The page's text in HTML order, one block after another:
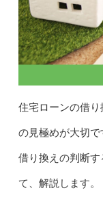
住宅ローンの借
の見極めが大切で
借り換えの判断
て、解説します。